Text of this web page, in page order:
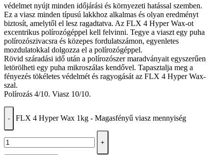
védelmet nyújt minden időjárási és környezeti hatással szemben.
Ez a viasz minden típusú lakkhoz alkalmas és olyan eredményt
biztosít, amelytől el lesz ragadtatva. Az FLX 4 Hyper Wax-ot
excentrikus polírozógéppel kell felvinni. Tegye a viaszt egy puha
polírozószivacsra és közepes fordulatszámon, egyenletes
mozdulatokkal dolgozza el a polírozógéppel.
Rövid száradási idő után a polírozószer maradványait egyszerűen
letörölheti egy puha mikroszálas kendővel. Tapasztalja meg a
fényezés tökéletes védelmét és ragyogását az FLX 4 Hyper Wax-
szal.
Polírozás 4/10. Viasz 10/10.
- FLX 4 Hyper Wax 1kg - Magasfényű viasz mennyiség
+